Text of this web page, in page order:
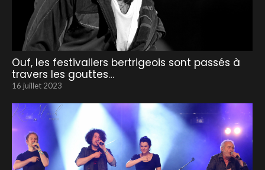
Ouf, les festivaliers bertrigeois sont passés à
travers les gouttes…
16 juillet 2023